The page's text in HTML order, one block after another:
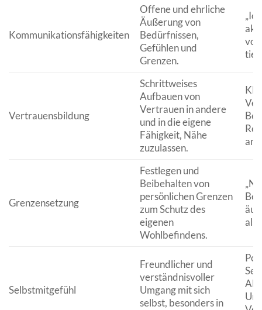
Kommunikationsfähigkeiten
Offene und ehrliche
Äußerung von
Bedürfnissen,
Gefühlen und
Grenzen.
Vertrauensbildung
Schrittweises
Aufbauen von
Vertrauen in andere
und in die eigene
Fähigkeit, Nähe
zuzulassen.
an
Grenzensetzung
Festlegen und
Beibehalten von
persönlichen Grenzen
zum Schutz des
eigenen
Wohlbefindens.
als
Selbstmitgefühl
Freundlicher und
verständnisvoller
Umgang mit sich
selbst, besonders in